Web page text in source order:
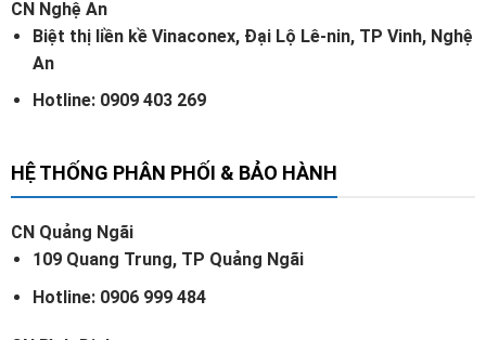
CN Nghệ An
Biệt thị liền kề Vinaconex, Đại Lộ Lê-nin, TP Vinh, Nghệ
An
Hotline: 0909 403 269
HỆ THỐNG PHÂN PHỐI & BẢO HÀNH
CN Quảng Ngãi
109 Quang Trung, TP Quảng Ngãi
Hotline: 0906 999 484